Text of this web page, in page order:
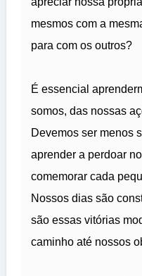
mesmos com a
para com os outros?
É essencial
somos, das nossas
Devemos ser menos
aprender a perdoar
comemorar cada
Nossos dias são
são essas vitórias
caminho até nossos